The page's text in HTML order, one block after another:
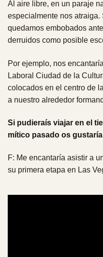
Al aire libre, en un paraje
especialmente nos
quedamos embobados
derruidos como posible
Por ejemplo, nos
Laboral Ciudad de la
colocados en el centro de
a nuestro alrededor
Si pudieraís viajar en el
mítico pasado os
F: Me encantaría asistir a
su primera etapa en Las